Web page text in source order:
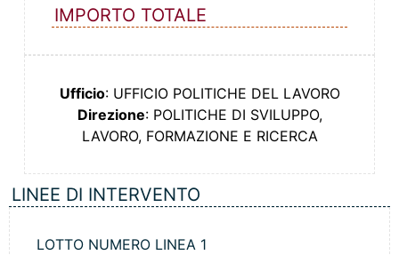
IMPORTO TOTALE
Ufficio: UFFICIO POLITICHE DEL LAVORO
Direzione: POLITICHE DI SVILUPPO,
LAVORO, FORMAZIONE E RICERCA
LINEE DI INTERVENTO
LOTTO NUMERO LINEA 1